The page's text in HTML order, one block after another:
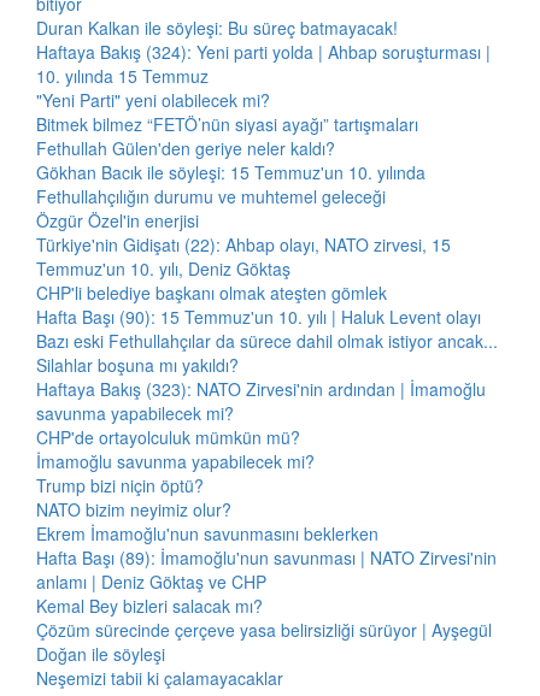
Duran Kalkan ile söyleşi: Bu süreç batmayacak!
Haftaya Bakış (324): Yeni parti yolda | Ahbap soruşturması |
10. yılında 15 Temmuz
"Yeni Parti" yeni olabilecek mi?
Bitmek bilmez “FETÖ’nün siyasi ayağı” tartışmaları
Fethullah Gülen'den geriye neler kaldı?
Gökhan Bacık ile söyleşi: 15 Temmuz'un 10. yılında
Fethullahçılığın durumu ve muhtemel geleceği
Özgür Özel'in enerjisi
Türkiye'nin Gidişatı (22): Ahbap olayı, NATO zirvesi, 15
Temmuz'un 10. yılı, Deniz Göktaş
CHP'li belediye başkanı olmak ateşten gömlek
Hafta Başı (90): 15 Temmuz'un 10. yılı | Haluk Levent olayı
Bazı eski Fethullahçılar da sürece dahil olmak istiyor ancak...
Silahlar boşuna mı yakıldı?
Haftaya Bakış (323): NATO Zirvesi'nin ardından | İmamoğlu
savunma yapabilecek mi?
CHP'de ortayolculuk mümkün mü?
İmamoğlu savunma yapabilecek mi?
Trump bizi niçin öptü?
NATO bizim neyimiz olur?
Ekrem İmamoğlu'nun savunmasını beklerken
Hafta Başı (89): İmamoğlu'nun savunması | NATO Zirvesi'nin
anlamı | Deniz Göktaş ve CHP
Kemal Bey bizleri salacak mı?
Çözüm sürecinde çerçeve yasa belirsizliği sürüyor | Ayşegül
Doğan ile söyleşi
Neşemizi tabii ki çalamayacaklar